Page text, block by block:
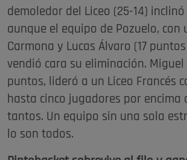
demoledor del Liceo (25-14)
aunque el equipo de Pozuelo, con
Carmona y Lucas Álvaro (17
vendió cara su eliminación. Miguel
puntos, lideró a un Liceo Francés
hasta cinco jugadores por encima
tantos. Un equipo sin una sola
lo son todos.